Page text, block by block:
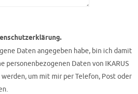
Daten angegeben habe, bin ich damit
personenbezogenen Daten von IKARUS
um mit mir per Telefon, Post oder